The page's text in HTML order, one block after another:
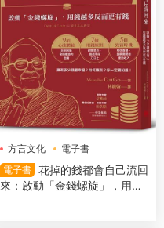
方言文化
電子書
電子書 花掉的錢都會自己流回
來：啟動「金錢螺旋」，用錢